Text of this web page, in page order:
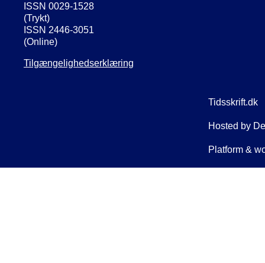
ISSN 0029-1528
(Trykt)
ISSN 2446-3051
(Online)
Tilgængelighedserklæring